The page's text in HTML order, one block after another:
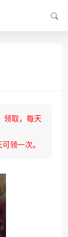
领取，每天
领一次。